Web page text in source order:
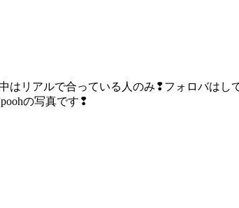
はリアルで合っている人のみ❢フォロバは
の写真です❢